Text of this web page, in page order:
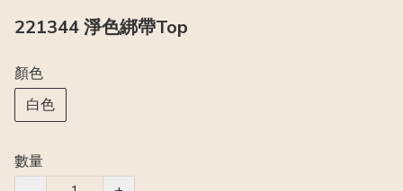
221344 淨色綁帶Top
顏色
白色
數量